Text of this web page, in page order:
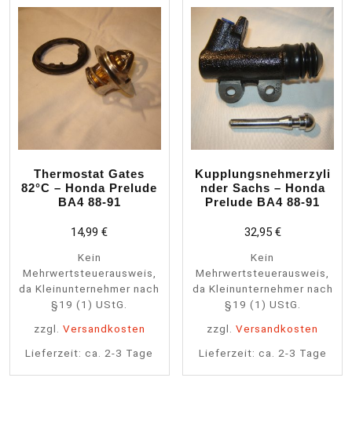
Thermostat Gates
82°C – Honda Prelude
BA4 88-91
14,99€
Kein
Mehrwertsteuerausweis,
da Kleinunternehmer nach
§19 (1) UStG.
zzgl. Versandkosten
Lieferzeit:ca. 2-3 Tage
Kupplungsnehmerzyli
nder Sachs – Honda
Prelude BA4 88-91
32,95 €
Kein
Mehrwertsteuerausweis,
da Kleinunternehmer nach
§19 (1) UStG.
zzgl.Versandkosten
Lieferzeit: ca. 2-3 Tage